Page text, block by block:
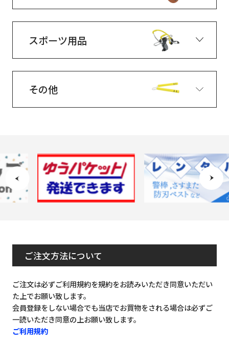
スポーツ用品
その他
ご注文方法について
ご注文は必ずご利用規約を規約をお読みいただき同意いただい
た上でお願い致します。
会員登録をしない場合でも当店でお買物をされる場合は必ずご
一読いただき同意の上お願い致します。
ご利用規約